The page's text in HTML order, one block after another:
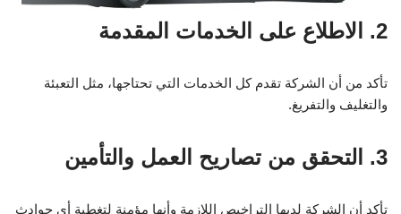
2. الاطلاع على الخدمات المقدمة
تأكد من أن الشركة تقدم كل الخدمات التي تحتاجها، مثل التعبئة
والتغليف والتفريغ.
3. التحقق من تصاريح العمل والتأمين
تأكد أن الشركة لديها التراخيص اللازمة وأنها مؤمنة لتغطية أي حوادث